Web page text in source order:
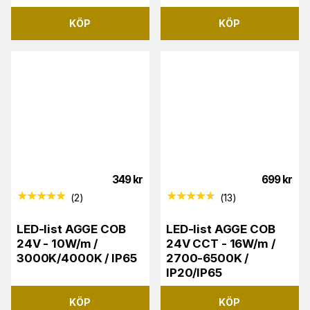
KÖP KÖP
349 kr
(2)
LED-list AGGE COB
24V - 10W/m /
3000K/4000K / IP65
KÖP
699 kr
(13)
LED-list AGGE COB
24V CCT - 16W/m /
2700-6500K /
IP20/IP65
KÖP